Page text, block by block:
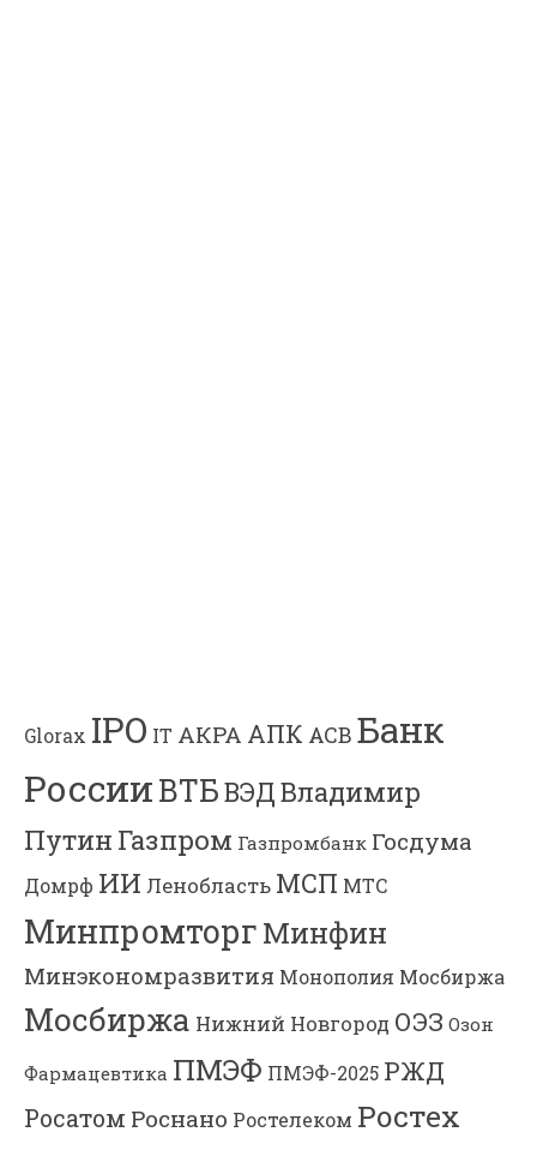
Glorax IPO IT АКРА АПК АСВ Банк
РоссииВТБВЭДВладимир
Путин Газпром Газпромбанк Госдума
Домрф ИИ Ленобласть МСП МТС
МинпромторгМинфин
Минэкономразвития Монополия Мосбиржа
Мосбиржа Нижний Новгород ОЭЗ Озон
Фармацевтика ПМЭФ ПМЭФ-2025 РЖД
Росатом Роснано Ростелеком Ростех